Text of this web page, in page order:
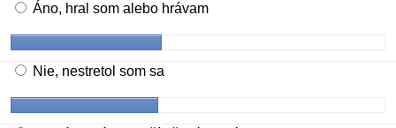
Áno, hral som alebo hrávam
Nie, nestretol som sa